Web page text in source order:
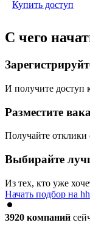
Купить доступ
С чего
И получите доступ
Разместите
Получайте отклики
Выбирайте
Из тех, кто уже
Начать подбор на
3920 компаний